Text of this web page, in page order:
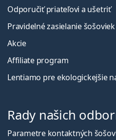
Odporučiť priateľovi a ušetriť
Pravidelné zasielanie šošoviek
Akcie
Affiliate program
Lentiamo pre ekologickejšie
Rady našich
Parametre kontaktných